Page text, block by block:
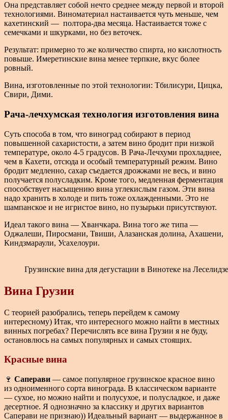
Она представляет собой нечто среднее между первой и второй
технологиями. Виноматериал настаивается чуть меньше, чем
кахетинский — полтора-два месяца. Настаивается тоже с
семечками и шкурками, но без веточек.
Результат: примерно то же количество спирта, но кислотность
повыше. Имеретинские вина менее терпкие, вкус более
ровный.
Вина, изготовленные по этой технологии: Тбилисури, Цицка,
Свири, Дими.
Рача-лечхумская технология изготовления вина
Суть способа в том, что виноград собирают в период
повышенной сахаристости, а затем вино бродит при низкой
температуре, около 4-5 градусов. В Рача-Лечхуми прохладнее,
чем в Кахети, отсюда и особый температурный режим. Вино
бродит медленно, сахар съедается дрожжами не весь, и вино
получается полусладким. Кроме того, медленная ферментация
способствует насыщению вина углекислым газом. Эти вина
надо хранить в холоде и пить тоже охлажденными. Это не
шампанское и не игристое вино, но пузырьки присутствуют.
Идеал такого вина — Хванчкара. Вина того же типа —
Оджалеши, Пиросмани, Твиши, Алазанская долина, Ахашени,
Киндзмараули, Усахелоури.
Грузинские вина для дегустации в Винотеке на
Вина Грузии
С теорией разобрались, теперь перейдем к самому
интересному) Итак, что интересного можно найти в местных
винных погребах? Перечислять все вина Грузии я не буду,
остановлюсь на самых популярных и самых стоящих.
Красные вина
🍷 Саперави — самое популярное грузинское красное вино
из одноименного сорта винограда. В классическом варианте
— сухое, но можно найти и полусухое, и полусладкое, и даже
десертное. Я однозначно за классику и других вариантов
Саперави не признаю)) Идеальный вариант — выдержанное в